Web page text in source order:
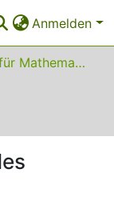
Anmelden
01 Fakultät für Mathematik